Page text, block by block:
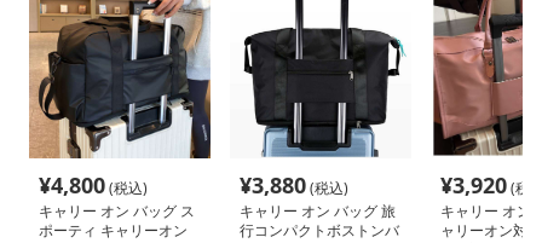
¥4,800(税込)
キャリー オン バッグ ス
ポーティ キャリーオン
¥3,880(税込)
キャリー オン バッグ 旅
行コンパクトボストンバ
¥3,920(税
キャリー オン
ャリーオン対